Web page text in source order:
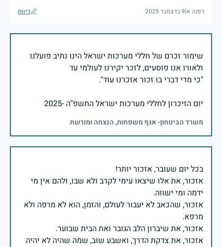
דפנה א|9 בדצמבר 2025 דיווח
שימור זכרם של חללי מערכות ישראל הינו נתיב פועלנו
יום הזיכרון לחללי מערכות ישראל התשפ"ה -2025
משרד הביטחון- אגף משפחות, הנצחה ומורשת
אזכור, את אלו שיצאו עימי לקרב ולא שבו, ולהם אין מי
אזכור, שהכאב לא יעבור לעולם, והזמן, הוא לא מרפה ולא
אזכור, את צדקת הדרך, ואשבע שוב, שמה שהיה לא יהיה